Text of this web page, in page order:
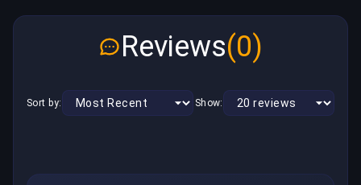
Reviews(0)
Sort by: Show: